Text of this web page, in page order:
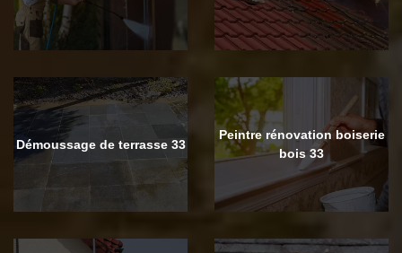
Démoussage de terrasse 33
Peintre rénovation boiserie
bois 33